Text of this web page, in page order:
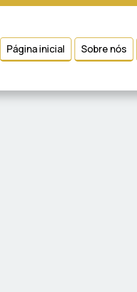
Página inicial Sobre nós